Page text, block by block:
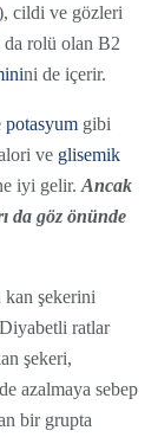
cildi ve gözleri
da rolü olan B2
ni de içerir.
potasyum gibi
ve glisemik
iyi gelir. Ancak
da göz önünde
kan şekerini
ratlar
şekeri,
azalmaya sebep
bir grupta